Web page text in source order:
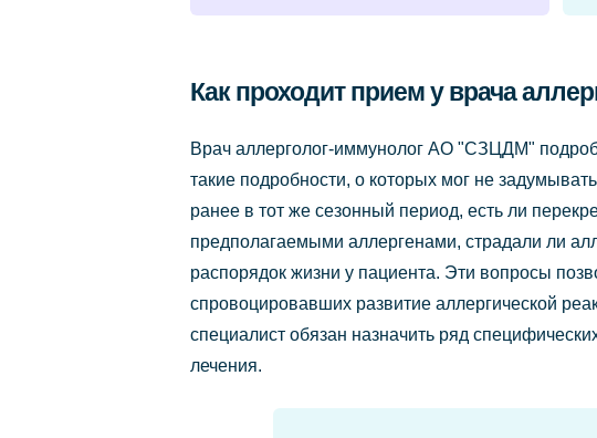
Как проходит прием у врача
Врач аллерголог-иммунолог АО "СЗЦДМ"
такие подробности, о которых мог не
ранее в тот же сезонный период, есть ли
предполагаемыми аллергенами, страдали ли
распорядок жизни у пациента. Эти вопросы
спровоцировавших развитие аллергической
специалист обязан назначить ряд
лечения.